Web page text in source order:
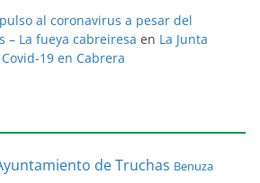
al coronavirus a pesar del
– La fueya cabreiresa en La Junta
19 en Cabrera
de Truchas Benuza